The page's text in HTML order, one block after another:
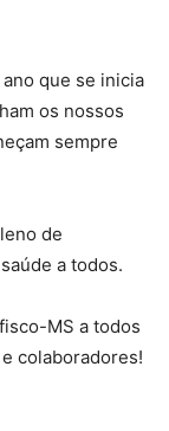
que se inicia
os nossos
sempre
de
a todos.
MS a todos
colaboradores!